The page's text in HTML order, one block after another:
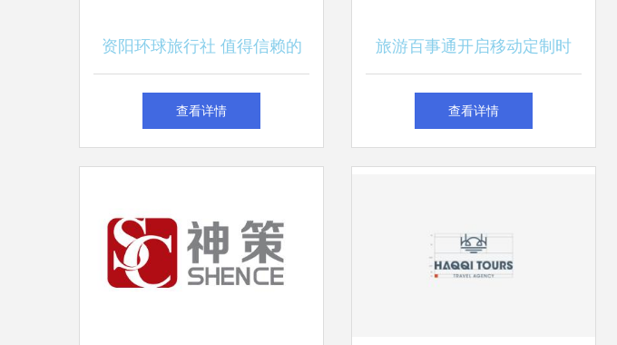
资阳环球旅行社 值得信赖的
出行伙伴 —— 资阳大众网点
查看详情
旅游百事通开启移动定制时
代，传统旅行社的数字化突围
查看详情